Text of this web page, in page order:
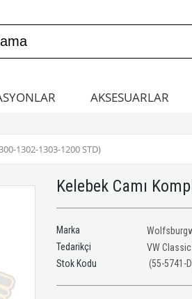
AKSESUARLAR
1302-1303-1200 STD)
Kelebek Camı
Marka
Tedarikçi
VW
(55-5741-